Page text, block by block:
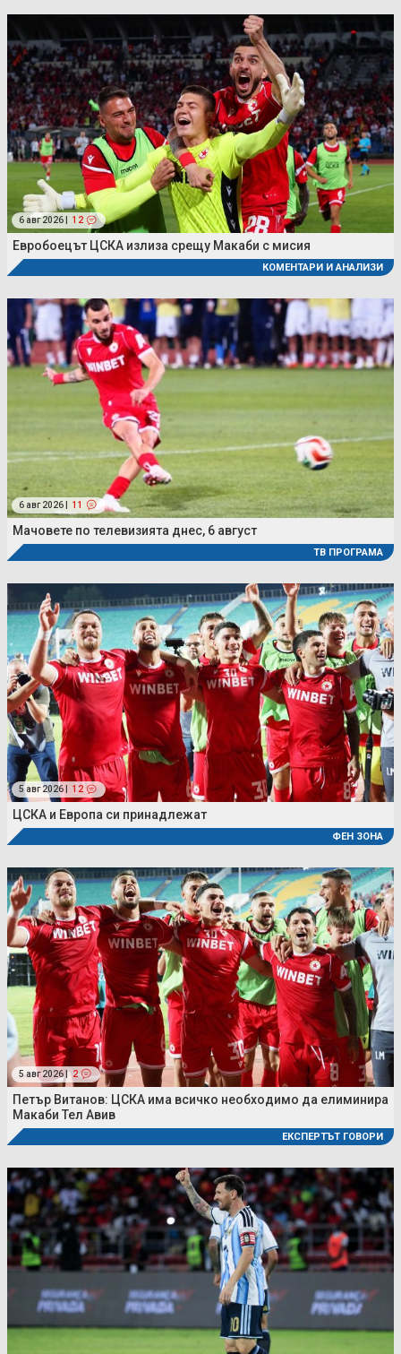
6 авг 2026 | 12
Евробоецът ЦСКА излиза срещу Макаби с мисия
КОМЕНТАРИ И АНАЛИЗИ
6 авг 2026 | 11
Мачовете по телевизията днес, 6 август
ТВ ПРОГРАМА
5 авг 2026 | 12
ЦСКА и Европа си принадлежат
ФЕН ЗОНА
5 авг 2026 | 2
Петър Витанов: ЦСКА има всичко необходимо да елиминира
Макаби Тел Авив
ЕКСПЕРТЪТ ГОВОРИ